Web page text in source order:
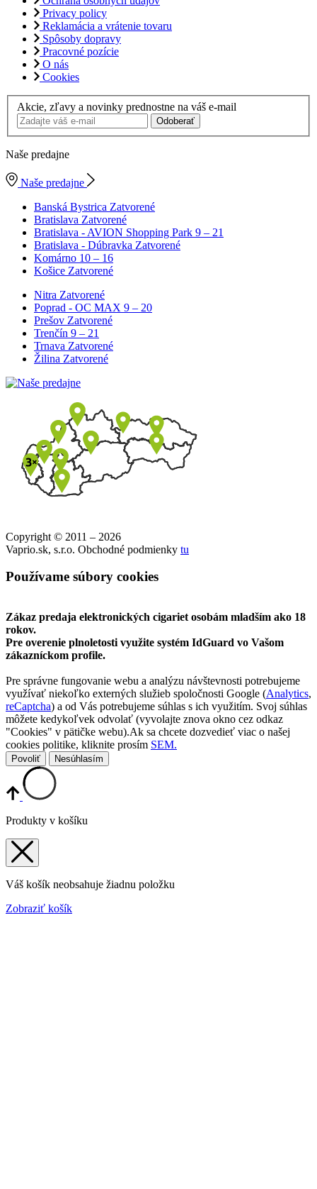
Privacy policy
Reklamácia a vrátenie tovaru
Spôsoby dopravy
Pracovné pozície
O nás
Cookies
Akcie, zľavy a novinky prednostne na váš e-mail
Odoberať
Naše predajne
Naše predajne
Banská Bystrica Zatvorené
Bratislava Zatvorené
Bratislava - AVION Shopping Park 9 – 21
Bratislava - Dúbravka Zatvorené
Komárno 10 – 16
Košice Zatvorené
Nitra Zatvorené
Poprad - OC MAX 9 – 20
Prešov Zatvorené
Trenčín 9 – 21
Trnava Zatvorené
Žilina Zatvorené
Copyright © 2011 – 2026
Vaprio.sk, s.r.o. Obchodné podmienky tu
Používame súbory cookies
Zákaz predaja elektronických cigariet osobám mladším ako 18
rokov.
Pre overenie plnoletosti využite systém IdGuard vo Vašom
zákazníckom profile.
Pre správne fungovanie webu a analýzu návštevnosti potrebujeme
využívať niekoľko externých služieb spoločnosti Google (Analytics,
reCaptcha) a od Vás potrebujeme súhlas s ich využitím. Svoj súhlas
môžete kedykoľvek odvolať (vyvolajte znova okno cez odkaz
"Cookies" v pätičke webu).Ak sa chcete dozvedieť viac o našej
cookies politike, kliknite prosím SEM.
Povoliť Nesúhlasím
Produkty v košíku
Váš košík neobsahuje žiadnu položku
Zobraziť košík